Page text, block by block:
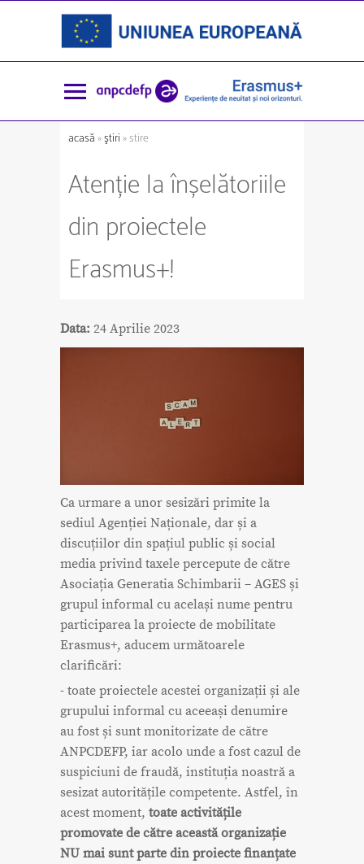
acasă»ştiri» stire
Atenție la înșelătoriile
din proiectele
Erasmus+!
Data: 24 Aprilie 2023
Ca urmare a unor sesizări primite la
sediul Agenției Naționale, dar și a
discuțiilor din spațiul public și social
media privind taxele percepute de către
Asociația Generatia Schimbarii – AGES și
grupul informal cu același nume pentru
participarea la proiecte de mobilitate
Erasmus+, aducem următoarele
clarificări:
- toate proiectele acestei organizații și ale
grupului informal cu aceeași denumire
au fost și sunt monitorizate de către
ANPCDEFP, iar acolo unde a fost cazul de
suspiciuni de fraudă, instituția noastră a
sesizat autoritățile competente. Astfel, în
acest moment, toate activitățile
promovate de către această organizație
NU mai sunt parte din proiecte finanțate